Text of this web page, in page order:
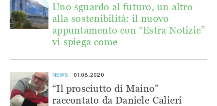
Uno sguardo al futuro, un altro
alla sostenibilità: il nuovo
appuntamento con “Estra Notizie”
vi spiega come
NEWS 01.08.2020
“Il prosciutto di Maino”
raccontato da Daniele Calieri